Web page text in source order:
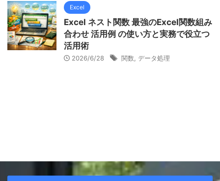
Excel
Excel ネスト関数 最強のExcel関数組み
合わせ 活用例 の使い方と実務で役立つ
活用術
2026/6/28 関数 データ処理